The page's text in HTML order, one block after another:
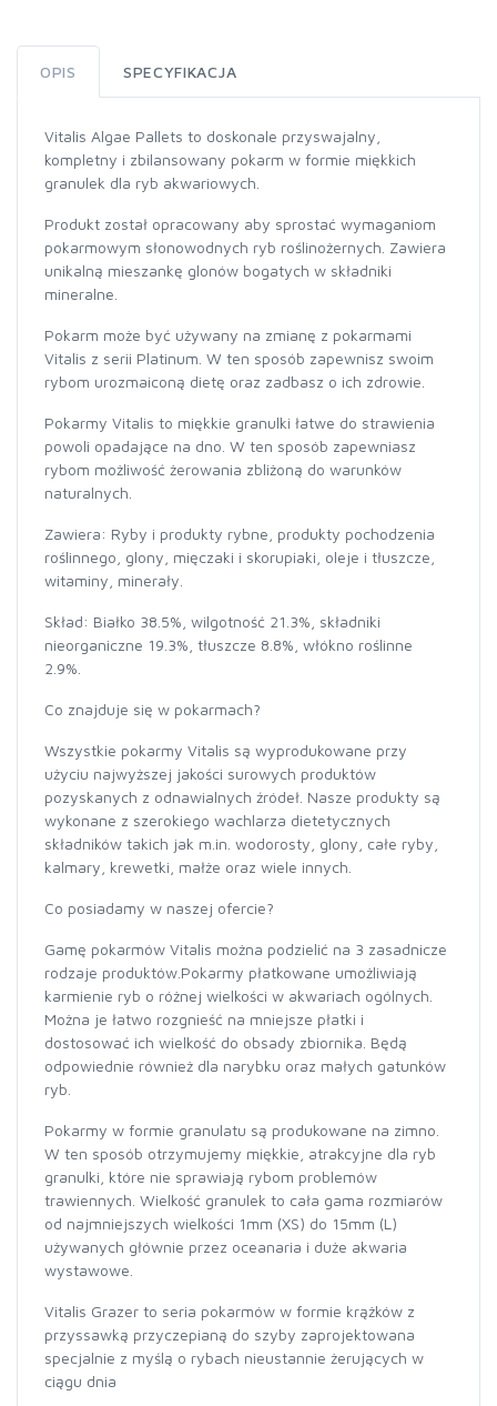
OPIS SPECYFIKACJA
Vitalis Algae Pallets to doskonale przyswajalny,
kompletny i zbilansowany pokarm w formie miękkich
granulek dla ryb akwariowych.
Produkt został opracowany aby sprostać wymaganiom
pokarmowym słonowodnych ryb roślinożernych. Zawiera
unikalną mieszankę glonów bogatych w składniki
mineralne.
Pokarm może być używany na zmianę z pokarmami
Vitalis z serii Platinum. W ten sposób zapewnisz swoim
rybom urozmaiconą dietę oraz zadbasz o ich zdrowie.
Pokarmy Vitalis to miękkie granulki łatwe do strawienia
powoli opadające na dno. W ten sposób zapewniasz
rybom możliwość żerowania zbliżoną do warunków
naturalnych.
Zawiera: Ryby i produkty rybne, produkty pochodzenia
roślinnego, glony, mięczaki i skorupiaki, oleje i tłuszcze,
witaminy, minerały.
Skład: Białko 38.5%, wilgotność 21.3%, składniki
nieorganiczne 19.3%, tłuszcze 8.8%, włókno roślinne
2.9%.
Co znajduje się w pokarmach?
Wszystkie pokarmy Vitalis są wyprodukowane przy
użyciu najwyższej jakości surowych produktów
pozyskanych z odnawialnych źródeł. Nasze produkty są
wykonane z szerokiego wachlarza dietetycznych
składników takich jak m.in. wodorosty, glony, całe ryby,
kalmary, krewetki, małże oraz wiele innych.
Co posiadamy w naszej ofercie?
Gamę pokarmów Vitalis można podzielić na 3 zasadnicze
rodzaje produktów.Pokarmy płatkowane umożliwiają
karmienie ryb o różnej wielkości w akwariach ogólnych.
Można je łatwo rozgnieść na mniejsze płatki i
dostosować ich wielkość do obsady zbiornika. Będą
odpowiednie również dla narybku oraz małych gatunków
ryb.
Pokarmy w formie granulatu są produkowane na zimno.
W ten sposób otrzymujemy miękkie, atrakcyjne dla ryb
granulki, które nie sprawiają rybom problemów
trawiennych. Wielkość granulek to cała gama rozmiarów
od najmniejszych wielkości 1mm (XS) do 15mm (L)
używanych głównie przez oceanaria i duże akwaria
wystawowe.
Vitalis Grazer to seria pokarmów w formie krążków z
przyssawką przyczepianą do szyby zaprojektowana
specjalnie z myślą o rybach nieustannie żerujących w
ciągu dnia